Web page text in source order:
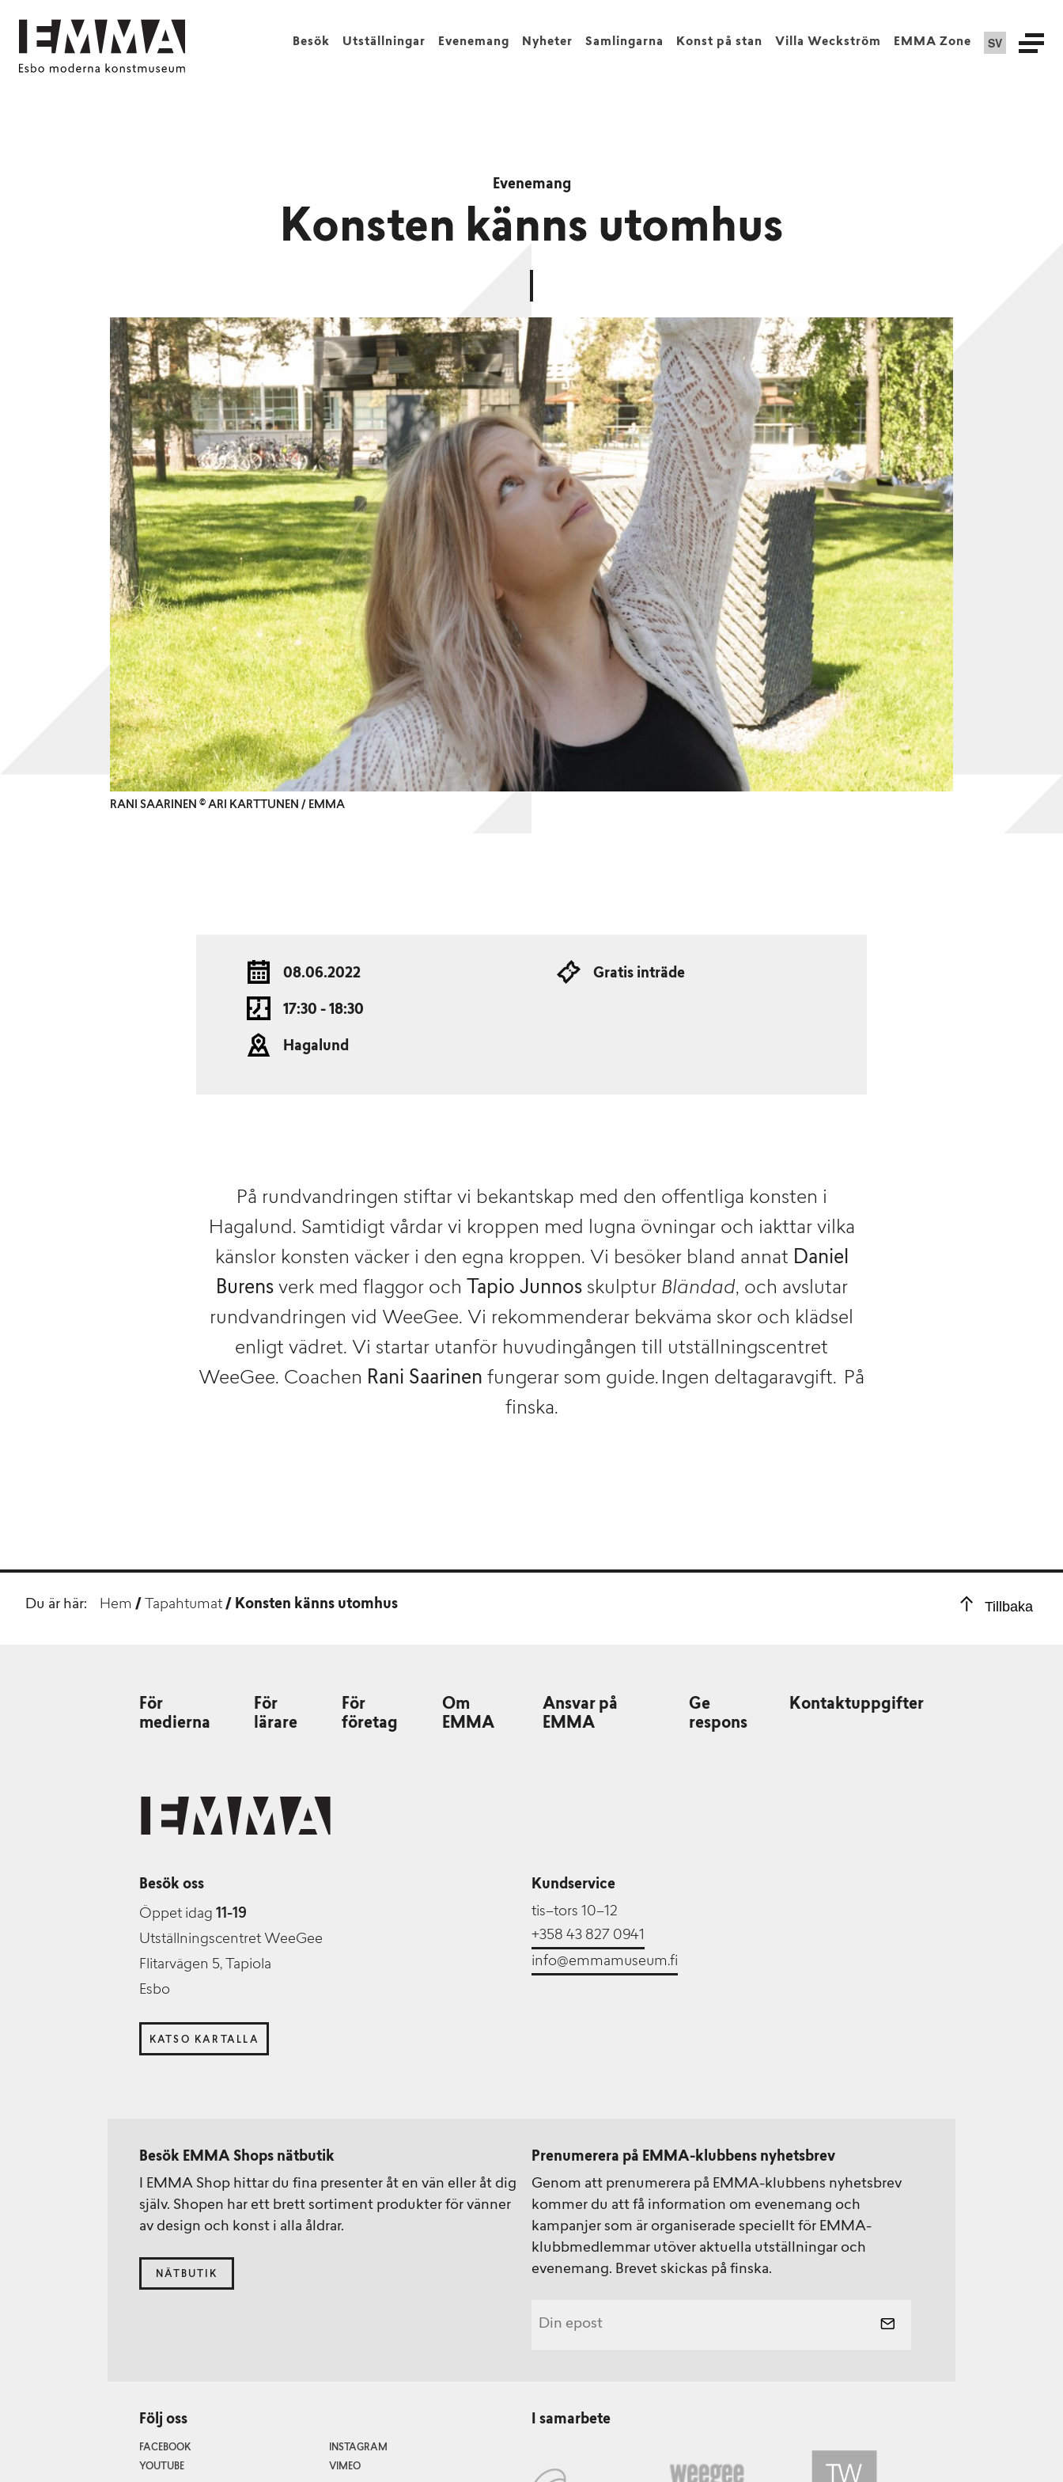
Besök Utställningar Evenemang Nyheter Samlingarna Konst på stan Villa Weckström EMMA Zone SV
Evenemang
Konsten känns utomhus
RANI SAARINEN © ARI KARTTUNEN / EMMA
08.06.2022
17:30 - 18:30
Hagalund
Gratis inträde
På rundvandringen stiftar vi bekantskap med den offentliga konsten i
Hagalund. Samtidigt vårdar vi kroppen med lugna övningar och iakttar vilka
känslor konsten väcker i den egna kroppen. Vi besöker bland annat Daniel
Burensverk med flaggor och Tapio Junnosskulptur Bländad, och avslutar
rundvandringen vid WeeGee. Vi rekommenderar bekväma skor och klädsel
enligt vädret. Vi startar utanför huvudingången till utställningscentret
WeeGee. Coachen Rani Saarinen fungerar som guide. Ingen deltagaravgift. På
finska.
Du är här: Hem / Tapahtumat / Konsten känns utomhus Tillbaka
För
medierna
För
lärare
För
företag
Om
EMMA
Ansvar på
EMMA
Ge
respons
Kontaktuppgifter
Besök oss
Öppet idag 11-19
Utställningscentret WeeGee
Flitarvägen 5, Tapiola
Esbo
KATSO KARTALLA
Kundservice
tis–tors 10–12
+358 43 827 0941
info@emmamuseum.fi
Besök EMMA Shops nätbutik
I EMMA Shop hittar du fina presenter åt en vän eller åt dig
själv. Shopen har ett brett sortiment produkter för vänner
av design och konst i alla åldrar.
NÄTBUTIK
Prenumerera på EMMA-klubbens nyhetsbrev
Genom att prenumerera på EMMA-klubbens nyhetsbrev
kommer du att få information om evenemang och
kampanjer som är organiserade speciellt för EMMA-
klubbmedlemmar utöver aktuella utställningar och
evenemang. Brevet skickas på finska.
Följ oss
FACEBOOK
INSTAGRAM
YOUTUBE
VIMEO
I samarbete